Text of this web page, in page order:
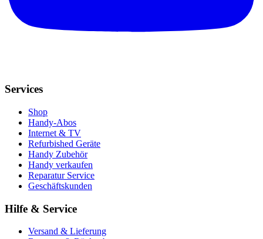
Services
Shop
Handy-Abos
Internet & TV
Refurbished Geräte
Handy Zubehör
Handy verkaufen
Reparatur Service
Geschäftskunden
Hilfe & Service
Versand & Lieferung